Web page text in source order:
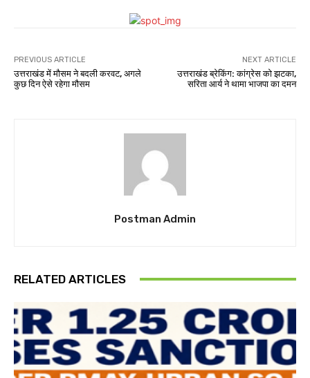
PREVIOUS ARTICLE
उत्तराखंड में मौसम ने बदली करवट, अगले
कुछ दिन ऐसे रहेगा मौसम
NEXT ARTICLE
उत्तराखंड ब्रेकिंग: कांग्रेस को झटका,
सरिता आर्य ने थामा भाजपा का दमन
Postman Admin
RELATED ARTICLES